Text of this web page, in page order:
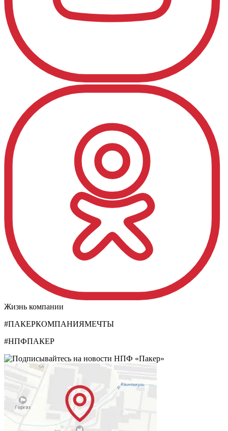
Жизнь компании
#ПАКЕРКОМПАНИЯМЕЧТЫ
#НПФПАКЕР